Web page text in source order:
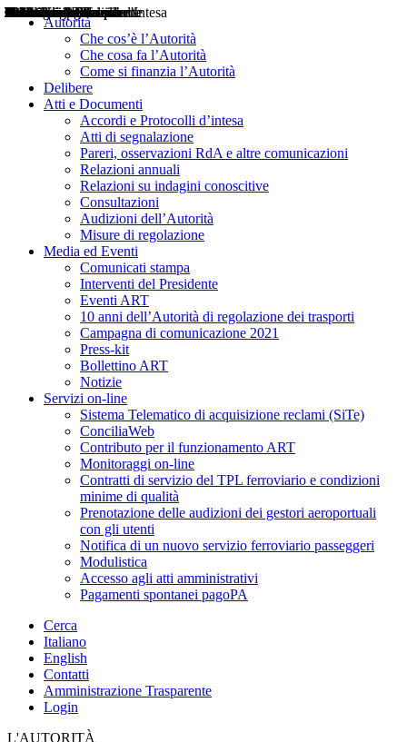
Autorità
Che cos’è l’Autorità
Che cosa fa l’Autorità
Come si finanzia l’Autorità
Delibere
Atti e Documenti
Accordi e Protocolli d’intesa
Atti di segnalazione
Pareri, osservazioni RdA e altre comunicazioni
Relazioni annuali
Relazioni su indagini conoscitive
Consultazioni
Audizioni dell’Autorità
Misure di regolazione
Media ed Eventi
Comunicati stampa
Interventi del Presidente
Eventi ART
10 anni dell’Autorità di regolazione dei trasporti
Campagna di comunicazione 2021
Press-kit
Bollettino ART
Notizie
Servizi on-line
Sistema Telematico di acquisizione reclami (SiTe)
ConciliaWeb
Contributo per il funzionamento ART
Monitoraggi on-line
Contratti di servizio del TPL ferroviario e condizioni
minime di qualità
Prenotazione delle audizioni dei gestori aeroportuali
con gli utenti
Notifica di un nuovo servizio ferroviario passeggeri
Modulistica
Accesso agli atti amministrativi
Pagamenti spontanei pagoPA
Cerca
Italiano
English
Contatti
Amministrazione Trasparente
Login
L'AUTORITÀ
Delibere
Pareri
Consultazioni
Audizioni
Atti di Segnalazione
Accordi e Protocolli d'Intesa
Relazioni annuali
Misure di regolazione
Notizie
Comunicati Stampa
Bollettini ART
Convegni ART
Interviste del Presidente
Articoli in primo piano
Interventi del Presidente
2004
2005
2010
2013
2014
2015
2016
2017
2018
2019
202
2020
2021
2022
2023
2024
2025
2026
Aereo
Marittimo
Terrestre